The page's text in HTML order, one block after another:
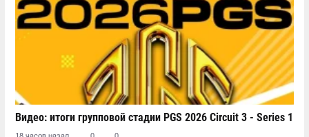
Видео: итоги групповой стадии PGS 2026 Circuit 3 - Series 1